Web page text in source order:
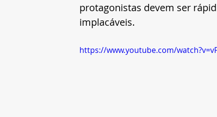
protagonistas devem ser
implacáveis.
https://www.youtube.com/